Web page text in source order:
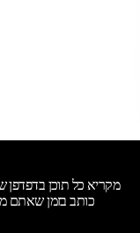
מקריא כל תוכן
כותב בזמן שאתם